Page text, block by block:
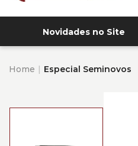
Novidades no Site
Home Especial Seminovos